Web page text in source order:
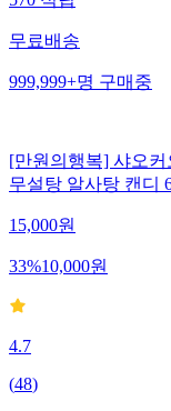
무료배송
999,999+명 구매중
[만원의행복] 샤오
무설탕 알사탕 캔디
15,000원
33%10,000원
4.7
(48)